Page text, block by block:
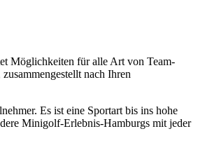
Möglichkeiten für alle Art von Team-
nach Ihren
Es ist eine Sportart bis ins hohe
Minigolf-Erlebnis-Hamburgs mit jeder